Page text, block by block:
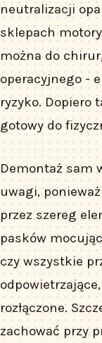
neutralizacji
sklepach
można do
operacyjnego -
ryzyko. Dopiero
gotowy do
Demontaż sam
uwagi,
przez szereg
pasków
czy wszystkie
rozłączone.
zachować przy